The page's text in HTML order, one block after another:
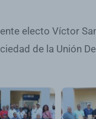
electo Víctor
de la Unión